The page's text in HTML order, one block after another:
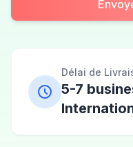
Délai de
5-7